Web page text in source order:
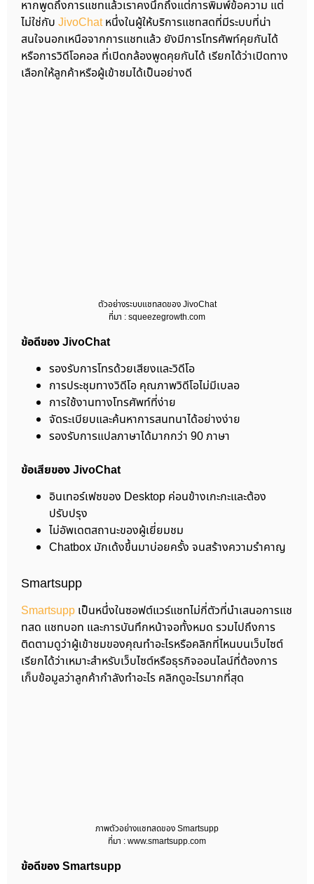
หากพูดถึงการแชทแล้วเราคงนึกถึงแต่การพิมพ์ข้อความ แต่
ไม่ใช่กับ JivoChatหนึ่งในผู้ให้บริการแชทสดที่มีระบบที่น่า
สนใจนอกเหนือจากการแชทแล้ว ยังมีการโทรศัพท์คุยกันได้
หรือการวิดีโอคอล ที่เปิดกล้องพูดคุยกันได้ เรียกได้ว่าเปิดทาง
เลือกให้ลูกค้าหรือผู้เข้าชมได้เป็นอย่างดี
ตัวอย่างระบบแชทสดของ JivoChat
ที่มา : squeezegrowth.com
ข้อดีของ JivoChat
รองรับการโทรด้วยเสียงและวิดีโอ
การประชุมทางวิดีโอ คุณภาพวิดีโอไม่มีเบลอ
การใช้งานทางโทรศัพท์ที่ง่าย
จัดระเบียบและค้นหาการสนทนาได้อย่างง่าย
รองรับการแปลภาษาได้มากกว่า 90 ภาษา
ข้อเสียของ JivoChat
อินเทอร์เฟซของ Desktop ค่อนข้างเกะกะและต้อง
ปรับปรุง
ไม่อัพเดตสถานะของผู้เยี่ยมชม
Chatbox มักเด้งขึ้นมาบ่อยครั้ง จนสร้างความรำคาญ
Smartsupp
Smartsupp เป็นหนึ่งในซอฟต์แวร์แชทไม่กี่ตัวที่นำเสนอการแช
ทสด แชทบอท และการบันทึกหน้าจอทั้งหมด รวมไปถึงการ
ติดตามดูว่าผู้เข้าชมของคุณทำอะไรหรือคลิกที่ไหนบนเว็บไซต์
เรียกได้ว่าเหมาะสำหรับเว็บไซต์หรือธุรกิจออนไลน์ที่ต้องการ
เก็บข้อมูลว่าลูกค้ากำลังทำอะไร คลิกดูอะไรมากที่สุด
ภาพตัวอย่างแชทสดของ Smartsupp
ที่มา : www.smartsupp.com
ข้อดีของ Smartsupp